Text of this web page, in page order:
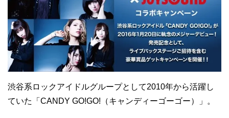
渋谷系ロックアイドルグループとして2010年から活躍し
ていた「CANDY GO!GO!（キャンディーゴーゴー）」。